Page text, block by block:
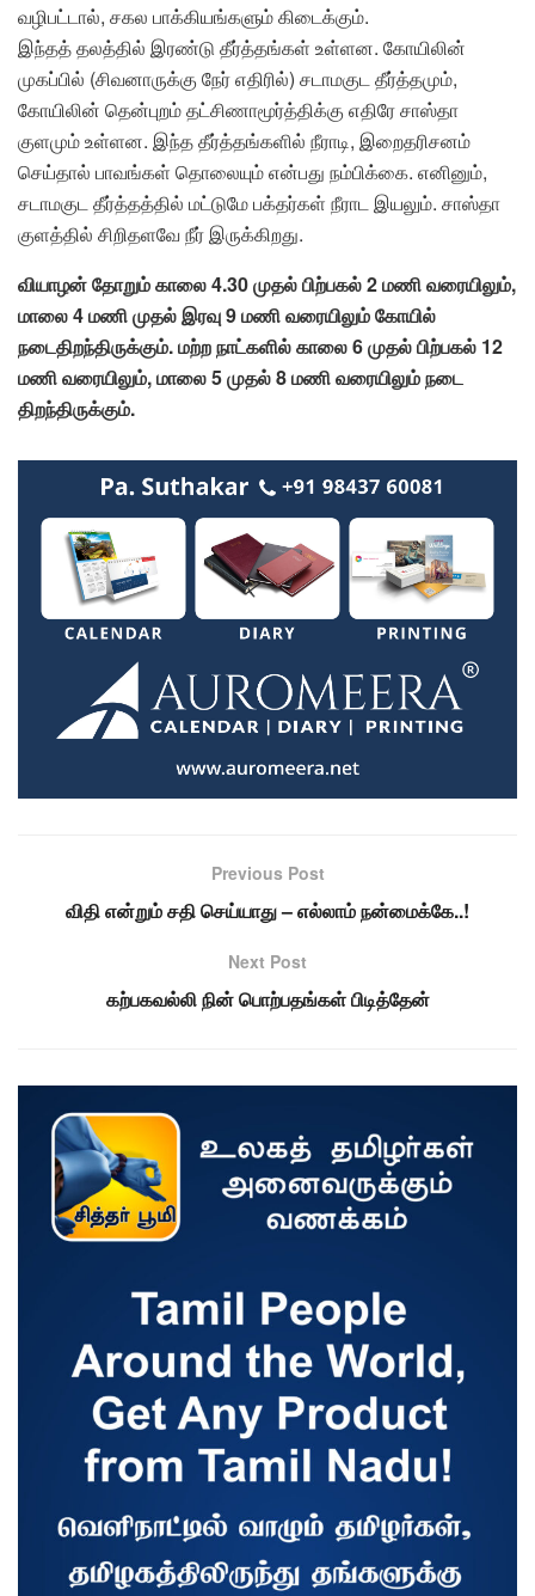
வழிபட்டால், சகல பாக்கியங்களும் கிடைக்கும்.
இந்தத் தலத்தில் இரண்டு தீர்த்தங்கள் உள்ளன. கோயிலின்
முகப்பில் (சிவனாருக்கு நேர் எதிரில்) சடாமகுட தீர்த்தமும்,
கோயிலின் தென்புறம் தட்சிணாமூர்த்திக்கு எதிரே சாஸ்தா
குளமும் உள்ளன. இந்த தீர்த்தங்களில் நீராடி, இறைதரிசனம்
செய்தால் பாவங்கள் தொலையும் என்பது நம்பிக்கை. எனினும்,
சடாமகுட தீர்த்தத்தில் மட்டுமே பக்தர்கள் நீராட இயலும். சாஸ்தா
குளத்தில் சிறிதளவே நீர் இருக்கிறது.
வியாழன் தோறும் காலை 4.30 முதல் பிற்பகல் 2 மணி வரையிலும்,
மாலை 4 மணி முதல் இரவு 9 மணி வரையிலும் கோயில்
நடைதிறந்திருக்கும். மற்ற நாட்களில் காலை 6 முதல் பிற்பகல் 12
மணி வரையிலும், மாலை 5 முதல் 8 மணி வரையிலும் நடை
திறந்திருக்கும்.
Previous Post
விதி என்றும் சதி செய்யாது – எல்லாம் நன்மைக்கே..!
Next Post
கற்பகவல்லி நின் பொற்பதங்கள் பிடித்தேன்